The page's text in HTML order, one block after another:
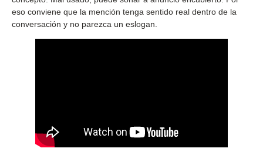
eso conviene que la mención tenga sentido real dentro de la
conversación y no parezca un eslogan.